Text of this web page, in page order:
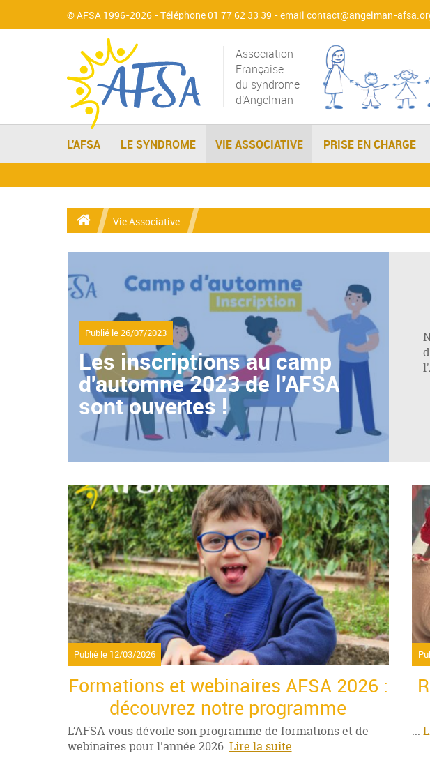
© AFSA 1996-2026 - Téléphone 01 77 62 33 39 -email contact@angelman-
Association
Française
du syndrome
d'Angelman
L'AFSA LE SYNDROME VIE ASSOCIATIVE PRISE EN CHARGE
Vie Associative
Publié le 26/07/2023
Les inscriptions au camp
d'automne 2023 de l'AFSA
sont ouvertes !
Publié le 12/03/2026
Formations et webinaires AFSA 2026 :
découvrez notre programme
L’AFSA vous dévoile son programme de formations et de
webinaires pour l'année 2026. Lire la suite
...